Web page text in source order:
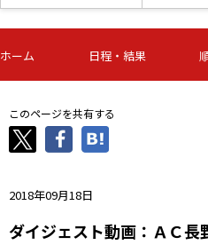
第16節 09/05 (土) 15:00
ニッパツ
ニッパツ
-
名古屋
第16節
石
試合結果 次節
ホーム 日程・結果
このページを共有する
2018年09月18日
ダイジェスト動画：ＡＣ長